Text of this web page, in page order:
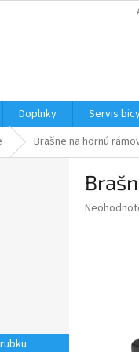
Doplnky Servis
Brašne na hornú
Priemerné